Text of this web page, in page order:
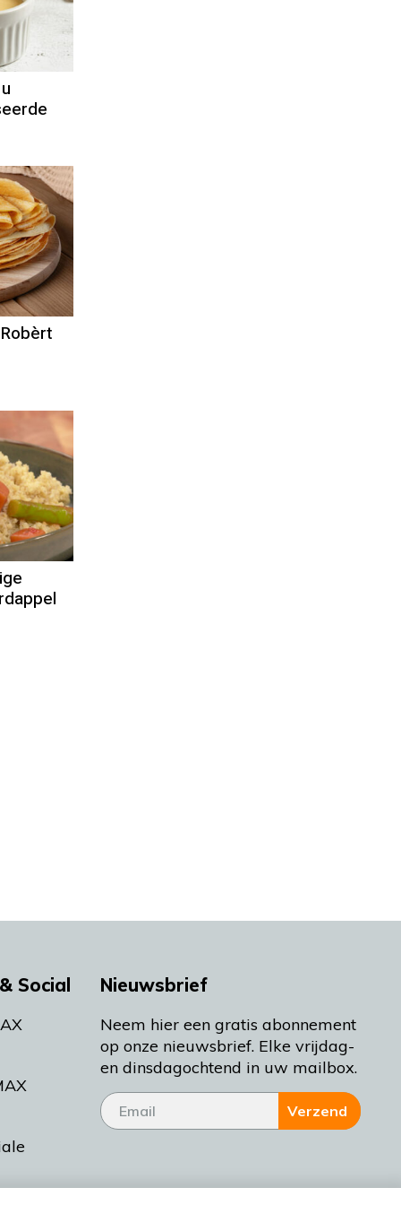
Social Nieuwsbrief
Neem hier een gratis abonnement
op onze nieuwsbrief. Elke vrijdag-
en dinsdagochtend in uw mailbox.
Verzend